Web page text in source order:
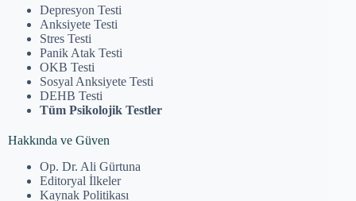
Depresyon Testi
Anksiyete Testi
Stres Testi
Panik Atak Testi
OKB Testi
Sosyal Anksiyete Testi
DEHB Testi
Tüm Psikolojik Testler
Hakkında ve Güven
Op. Dr. Ali Gürtuna
Editoryal İlkeler
Kaynak Politikası